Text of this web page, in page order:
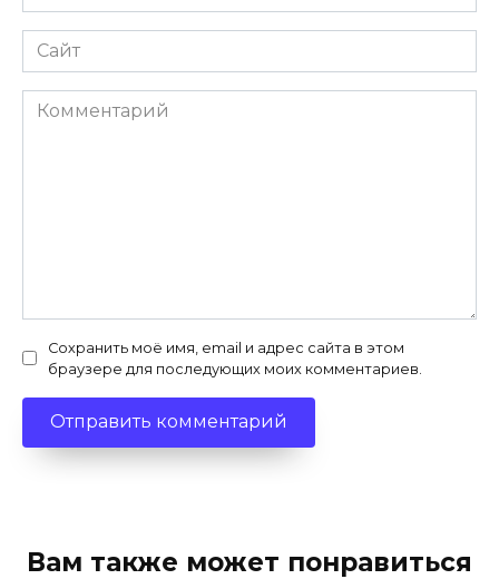
*
Сайт
Комментарий
Сохранить моё имя, email и адрес сайта в этом
браузере для последующих моих комментариев.
Вам также может понравиться